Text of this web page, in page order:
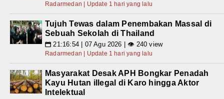
Radarmedan | Update 1 hari yang lalu
Tujuh Tewas dalam Penembakan Massal di
Sebuah Sekolah di Thailand
📅 21:16:54 | 07 Agu 2026 | 👁 240 view
Radarmedan | Update 1 hari yang lalu
Masyarakat Desak APH Bongkar Penadah
Kayu Hutan illegal di Karo hingga Aktor
Intelektual